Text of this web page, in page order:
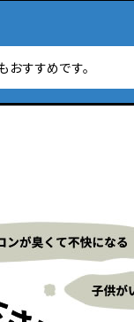
すすめです。